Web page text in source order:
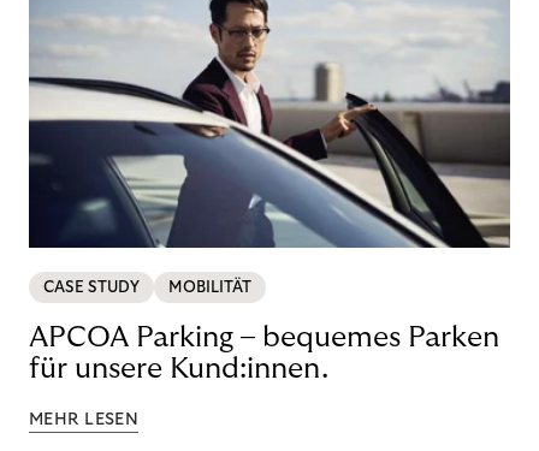
CASE STUDY MOBILITÄT
APCOA Parking – bequemes Parken
für unsere Kund:innen.
MEHR LESEN